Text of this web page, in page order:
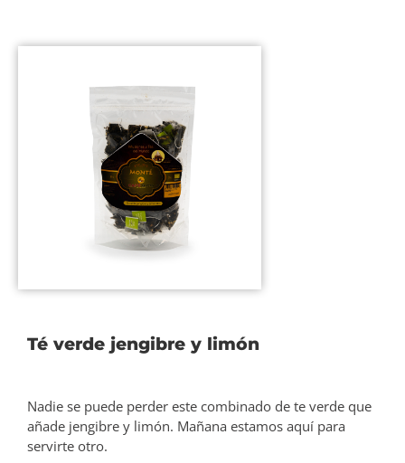
Té verde jengibre y limón
Nadie se puede perder este combinado de te verde que
añade jengibre y limón. Mañana estamos aquí para
servirte otro.